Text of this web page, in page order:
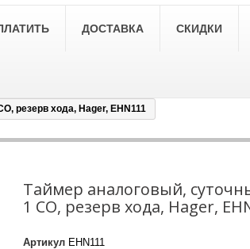
SCHNEIDER ELECTRIC
LEZARD
Lezard Deriy
ДОСТАВКА СКИДКИ
резерв хода, Hager, EHN111
Таймер аналоговый,
1 СО, резерв хода, Hager,
Артикул EHN111